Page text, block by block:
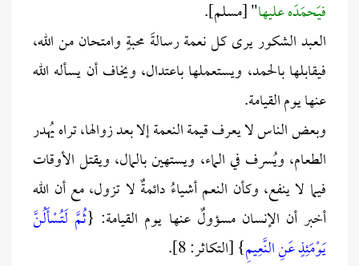
فيَحمَدَه عليها" [مسلم].
العبد الشكور يرى كل نعمة رسالةَ محبةٍ وامتحان من الله،
فيقابلها بالحمد، ويستعملها باعتدال، ويخاف أن يسأله الله
عنها يوم القيامة.
وبعض الناس لا يعرف قيمة النعمة إلا بعد زوالها، تراه يُهدر
الطعام، ويُسرف في الماء، ويستهين بالمال، ويقتل الأوقات
فيما لا ينفع، وكأن النعم أشياءُ دائمةٌ لا تزول، مع أن الله
أخبر أن الإنسان مسؤولٌ عنها يوم القيامة: {ثُمَّ لَتُسْأَلُنَّ
يَوْمَئِذٍ عَنِ النَّعِيمِ} [التكاثر: 8].